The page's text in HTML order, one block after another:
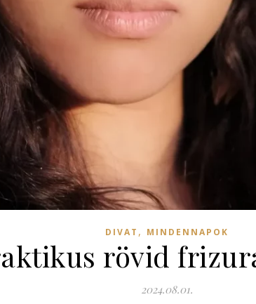
DIVAT , MINDENNAPOK
rövid
2024.08.01.